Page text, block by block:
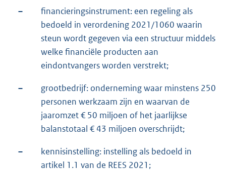
–
financieringsinstrument: een regeling als
bedoeld in verordening 2021/1060 waarin
steun wordt gegeven via een structuur middels
welke financiële producten aan
eindontvangers worden verstrekt;
–
grootbedrijf: onderneming waar minstens 250
personen werkzaam zijn en waarvan de
jaaromzet € 50 miljoen of het jaarlijkse
balanstotaal € 43 miljoen overschrijdt;
–
kennisinstelling: instelling als bedoeld in
artikel 1.1 van de REES 2021;